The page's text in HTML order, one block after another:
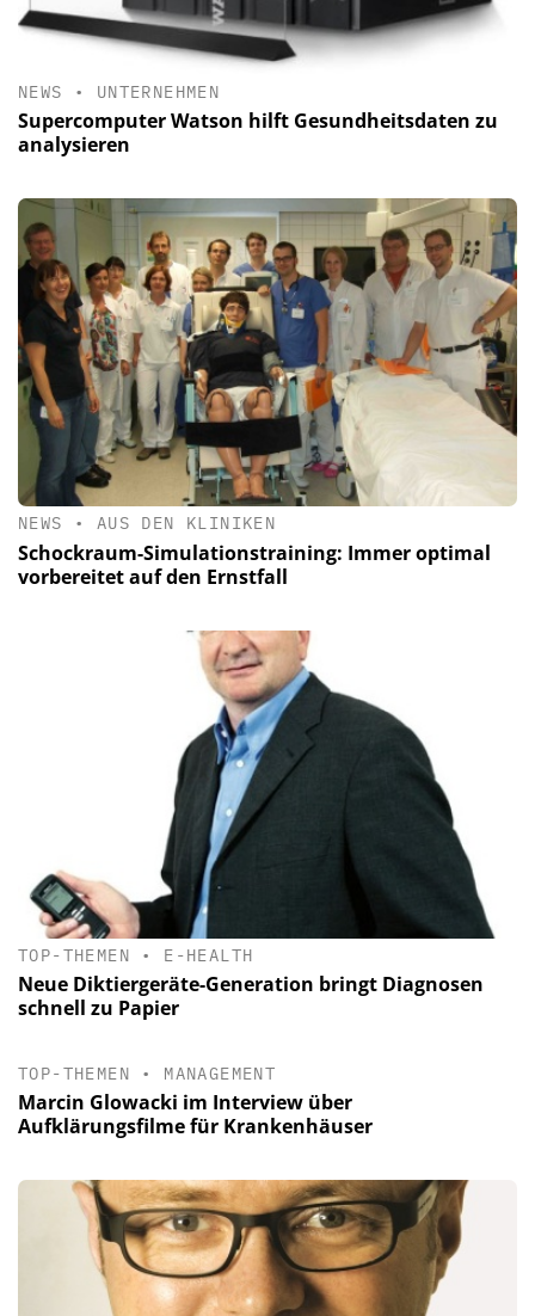
NEWS • UNTERNEHMEN
Supercomputer Watson hilft Gesundheitsdaten zu
analysieren
NEWS • AUS DEN KLINIKEN
Schockraum-Simulationstraining: Immer optimal
vorbereitet auf den Ernstfall
TOP-THEMEN • E-HEALTH
Neue Diktiergeräte-Generation bringt Diagnosen
schnell zu Papier
TOP-THEMEN • MANAGEMENT
Marcin Glowacki im Interview über
Aufklärungsfilme für Krankenhäuser